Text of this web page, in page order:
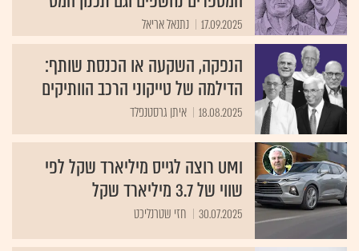
17.09.2025 נתנאל אריאל
הנפקה, השקעה או הכנסת שותף:
הדילמה של טייקוני הרכב הוותיקים
18.08.2025 איתן גרסטנפלד
UMI רוצה לגייס מיליארד שקל לפי
שווי של 3.7 מיליארד שקל
30.07.2025 חזי שטרנליכט